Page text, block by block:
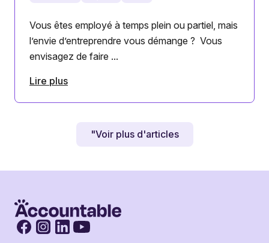
Vous êtes employé à temps plein ou partiel, mais
l’envie d’entreprendre vous démange ? Vous
envisagez de faire ...
Lire plus
"Voir plus d'articles